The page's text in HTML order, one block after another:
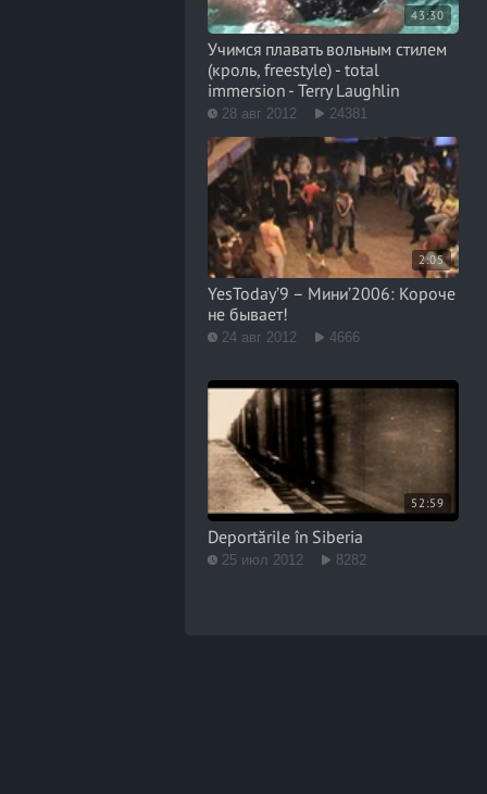
43:30
Учимся плавать вольным стилем
(кроль, freestyle) - total
immersion - Terry Laughlin
28 авг 2012 24381
2:05
YesToday’9 – Мини’2006: Короче
не бывает!
24 авг 2012 4666
52:59
Deportările în Siberia
25 июл 2012 8282